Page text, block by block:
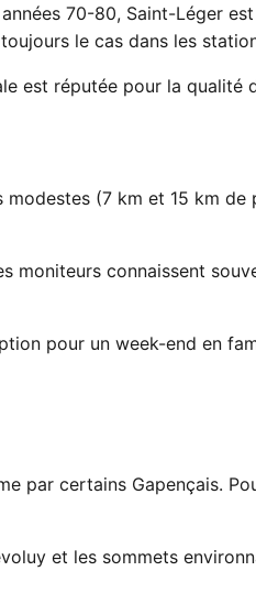
70-80, Saint-Léger
le cas dans les
est réputée pour la qualité
(7 km et 15 km de
moniteurs connaissent
pour un week-end en
par certains Gapençais.
et les sommets